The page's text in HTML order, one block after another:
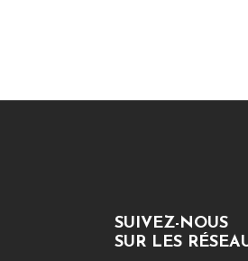
SUIVEZ-NOUS
SUR LES